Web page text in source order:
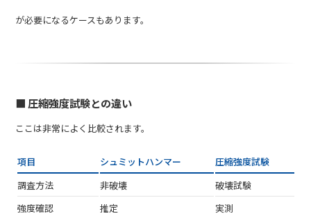
が必要になるケースもあります。
■ 圧縮強度試験との違い
ここは非常によく比較されます。
項目 シュミットハンマー
圧縮強度試験
調査方法
非破壊
破壊試験
強度確認
推定
実測